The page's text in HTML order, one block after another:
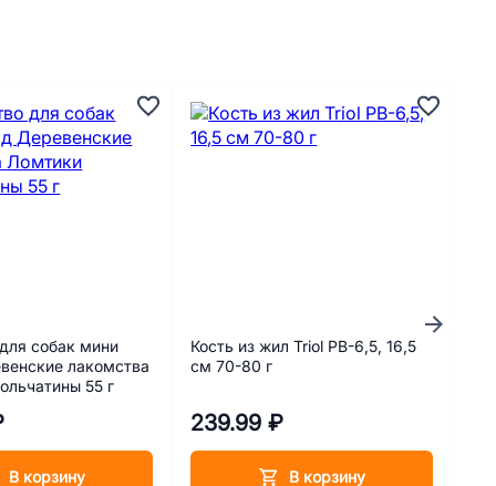
собак мини
лакомства
55 г
В корзину
Кость из жил Triol PB-6,5, 16,5
см 70-80 г
239.99 ₽
В корзину